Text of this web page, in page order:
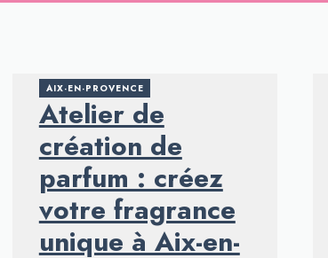
AIX-EN-PROVENCE
Atelier de
création de
parfum : créez
votre fragrance
unique à Aix-en-